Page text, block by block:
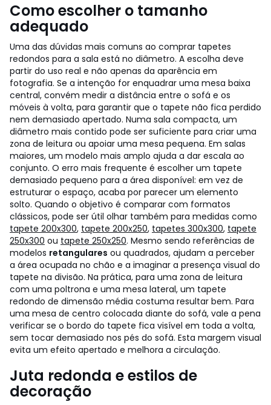
Como escolher o tamanho
adequado
Uma das dúvidas mais comuns ao comprar tapetes
redondos para a sala está no diâmetro. A escolha deve
partir do uso real e não apenas da aparência em
fotografia. Se a intenção for enquadrar uma mesa baixa
central, convém medir a distância entre o sofá e os
móveis à volta, para garantir que o tapete não fica perdido
nem demasiado apertado. Numa sala compacta, um
diâmetro mais contido pode ser suficiente para criar uma
zona de leitura ou apoiar uma mesa pequena. Em salas
maiores, um modelo mais amplo ajuda a dar escala ao
conjunto. O erro mais frequente é escolher um tapete
demasiado pequeno para a área disponível: em vez de
estruturar o espaço, acaba por parecer um elemento
solto. Quando o objetivo é comparar com formatos
clássicos, pode ser útil olhar também para medidas como
tapete 200x300, tapete 200x250, tapetes 300x300, tapete
250x300 ou tapete 250x250. Mesmo sendo referências de
modelos retangulares ou quadrados, ajudam a perceber
a área ocupada no chão e a imaginar a presença visual do
tapete na divisão. Na prática, para uma zona de leitura
com uma poltrona e uma mesa lateral, um tapete
redondo de dimensão média costuma resultar bem. Para
uma mesa de centro colocada diante do sofá, vale a pena
verificar se o bordo do tapete fica visível em toda a volta,
sem tocar demasiado nos pés do sofá. Esta margem visual
evita um efeito apertado e melhora a circulação.
Juta redonda e estilos de
decoração